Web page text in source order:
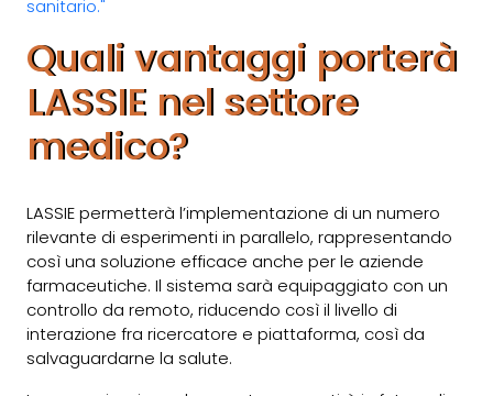
sanitario."
Quali vantaggi porterà
LASSIE nel settore
medico?
LASSIE permetterà l’implementazione di un numero
rilevante di esperimenti in parallelo, rappresentando
così una soluzione efficace anche per le aziende
farmaceutiche. Il sistema sarà equipaggiato con un
controllo da remoto, riducendo così il livello di
interazione fra ricercatore e piattaforma, così da
salvaguardarne la salute.